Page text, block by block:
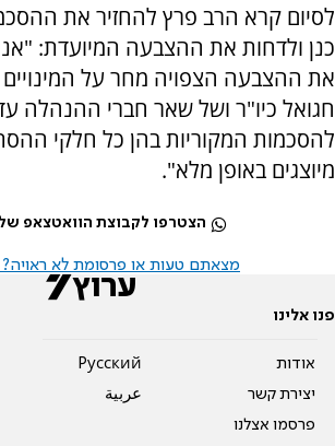
לסיום קרא הרב פרץ להחזיר את
כנן ולדחות את ההצבעה המיועדת:
את ההצבעה הצפויה מחר על המינויים
חגואל כיו"ר ושל שאר חברי ההנהלה
להסכמות המקוריות בהן כל חלקי
מיוצגים באופן מלא".
הצטרפו לקבוצת הוואטצאפ של
מצאתם טעות או פרסומת לא ראויה?
פנו אלינו
אודות
יצירת קשר
פרסמו אצלנו
Pусский
عربية